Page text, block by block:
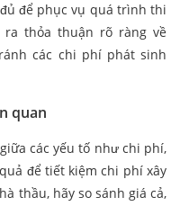
để phục vụ quá trình thi
thỏa thuận rõ ràng về
các chi phí phát sinh
quan
các yếu tố như chi phí,
để tiết kiệm chi phí xây
thầu, hãy so sánh giá cả,